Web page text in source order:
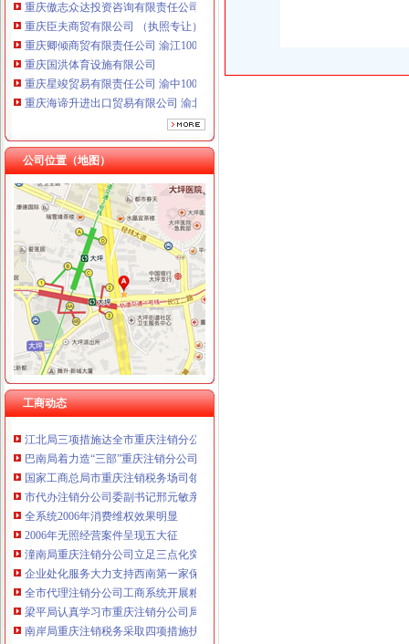
重庆臣夫商贸有限公司 （执照专让）
重庆卿倾商贸有限责任公司 渝江100万 （工商注册）
重庆国洪体育设施有限公司
重庆星竣贸易有限责任公司 渝中100万 （进出口权）
重庆海谛升进出口贸易有限公司 渝北100万 （进出口权）
重庆奕欣锦诚商贸有限公司 渝九50万 （工商注册）
重庆信同广告有限公司 渝沙50万 （工商注册）
重庆三虹房地产营销策划有限公司
重庆宝鹰汽车销售有限公司
公司位置（地图）
工商动态
工商动态
全市代理注销分公司区县局信用信息化岗位大练抽考和竞赛正式开考
北碚局代理注销分公司缙云工商所五项措施推进工商所12315分类监管平台应用
永川区出台实施品牌战略措施
垫江局重庆分公司注销采取一次告知措施提高年检效率
高新区局围绕“三项重点工作、两项突破工作”代办注销分公司谋划2007年工作
巴南局“三个加”代办注销分公司大力实施消费安全放心工程
市重庆注销分公司局高印平副巡视员到渝北局检查指导工作
巴南局着力造“三部”重庆注销分公司化办公室工作
国家工商总局市重庆注销税务场司领导到观音桥农贸市场视察工作
市代办注销分公司委副书记邢元敏亲切接见市工商局团总支等全国五四红旗团
全系统2006年消费维权效果明显
2006年无照经营案件呈现五大征
潼南局重庆注销分公司立足三点化突发事件预防机制
企业处化服务大力支持西南第一家保险公司成立
全市代理注销分公司工商系统开展粮油市场专项检查况
梁平局认真学习市重庆注销分公司局机关处级以上干部大会会议精
南岸局重庆注销税务采取四项措施扶持弱势群体
南岸局围绕三大重点开展节日市分公司营业执照注销场食品安全监管